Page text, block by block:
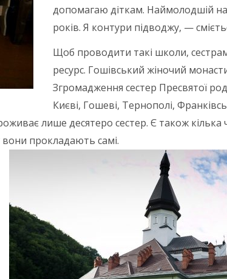
допомагаю діткам. Наймолодшій
років. Я контури підводжу, —
Щоб проводити такі школи,
ресурс. Гошівський жіночий
Згромадження сестер Пресвятої
Києві, Гошеві, Тернополі,
лише десятеро сестер. Є також кілька
прокладають самі.